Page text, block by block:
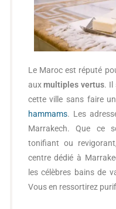
Le Maroc est réputé
auxmultiples vertus. Il
cette ville sans faire
hammams. Les
Marrakech. Que ce
tonifiant ou
centre dédié à
les célèbres bains de
Vous en ressortirez